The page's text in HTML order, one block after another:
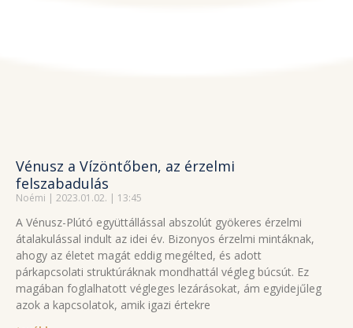
Vénusz a Vízöntőben, az érzelmi
felszabadulás
Noémi 2023.01.02. 13:45
A Vénusz-Plútó együttállással abszolút gyökeres érzelmi
átalakulással indult az idei év. Bizonyos érzelmi mintáknak,
ahogy az életet magát eddig megélted, és adott
párkapcsolati struktúráknak mondhattál végleg búcsút. Ez
magában foglalhatott végleges lezárásokat, ám egyidejűleg
azok a kapcsolatok, amik igazi értekre